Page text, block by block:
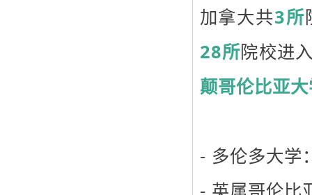
加拿大共3所
28所院校进
颠哥伦比亚
- 多伦多大学
- 英属哥伦比